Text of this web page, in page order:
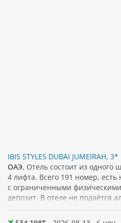
IBIS STYLES DUBAI JUMEIRAH, 3*
ОАЭ, Отель состоит из одного
4 лифта. Всего 191 номер,
с ограниченными
депозит. В отеле не подаётся